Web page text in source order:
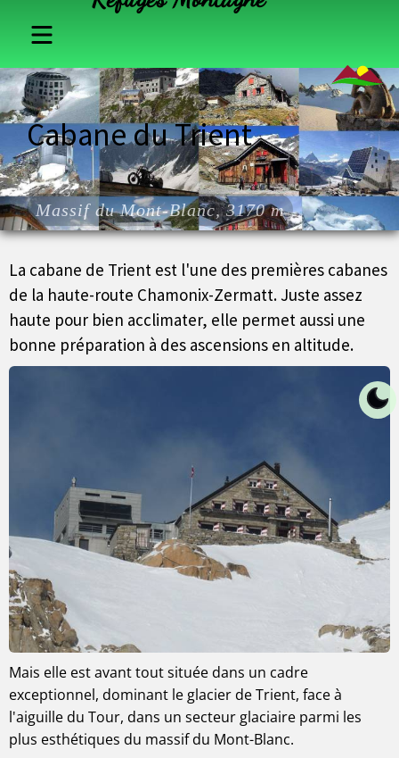
France
Suisse
Italie
Autriche
Cabane du Trient
Massif du Mont-Blanc, 3170 m
La cabane de Trient est l'une des premières cabanes
de la haute-route Chamonix-Zermatt. Juste assez
haute pour bien acclimater, elle permet aussi une
bonne préparation à des ascensions en altitude.
Mais elle est avant tout située dans un cadre
exceptionnel, dominant le glacier de Trient, face à
l'aiguille du Tour, dans un secteur glaciaire parmi les
plus esthétiques du massif du Mont-Blanc.